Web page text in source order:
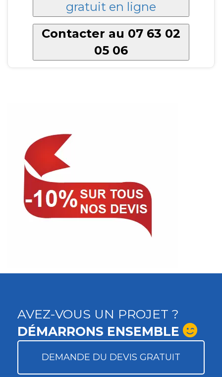
gratuit en ligne
Contacter au 07 63 02
05 06
AVEZ-VOUS UN PROJET ?
DÉMARRONS ENSEMBLE
DEMANDE DU DEVIS GRATUIT